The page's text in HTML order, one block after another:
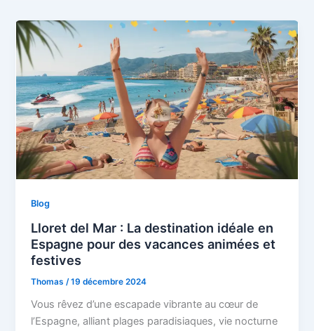
Blog
Lloret del Mar : La destination idéale en
Espagne pour des vacances animées et
festives
Thomas /19 décembre 2024
Vous rêvez d’une escapade vibrante au cœur de
l’Espagne, alliant plages paradisiaques, vie nocturne